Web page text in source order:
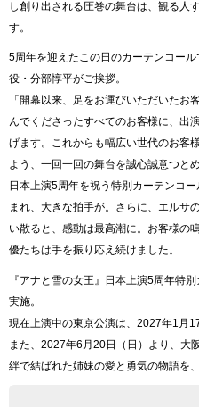
し創り出される圧巻の舞台は、観る人
す。
5周年を迎えたこの日のカーテンコー
役・分部惇平がご挨拶。
「開幕以来、足をお運びいただいた
んでくださったすべてのお客様に、出
げます。これからも幅広い世代のお客
よう、一回一回の舞台を誠心誠意つと
日本上演5周年を祝う特別カーテンコ
まれ、大きな拍手が。さらに、エルサ
い散ると、感動は最高潮に。お客様の
優たちは手を振り応え続けました。
『アナと雪の女王』日本上演5周年特
実施。
現在上演中の東京公演は、2027年1月
また、2027年6月20日（日）より、大
絆で結ばれた姉妹の愛と勇気の物語を